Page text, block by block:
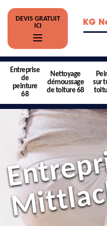
DEVIS GRATUIT
ICI
Entreprise
de
peinture
68
Nettoyage
démoussage
de toiture 68
sur